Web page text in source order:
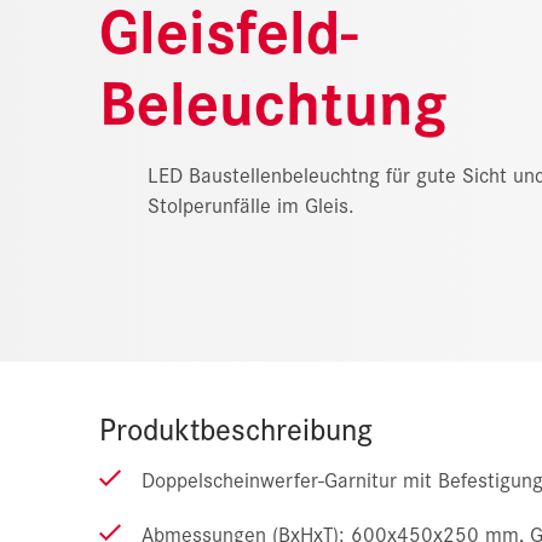
Gleisfeld-
Beleuchtung
LED Baustellenbeleuchtng für gute Sicht
Stolperunfälle im Gleis.
Produktbeschreibung
Doppelscheinwerfer-Garnitur mit
Abmessungen (BxHxT): 600x450x250 mm,